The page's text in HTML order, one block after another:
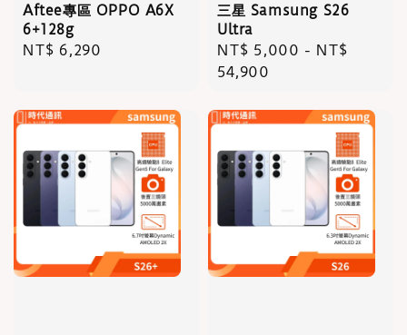
Aftee專區 OPPO A6X
6+128g
Regular
NT$ 6,290
三星 Samsung S26
Ultra
Regular
price
NT$ 5,000 - NT$
54,900